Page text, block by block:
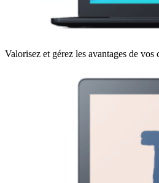
Valorisez et gérez les avantages de vos